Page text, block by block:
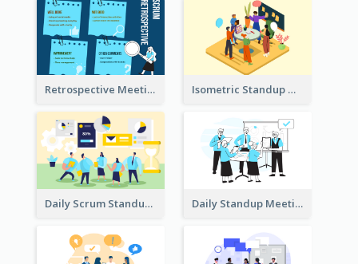
Retrospective Meeting Ideas Isometric Standup Meeting Illustration
Daily Scrum Standup Meeting Illustration Daily Standup Meeting Illustration